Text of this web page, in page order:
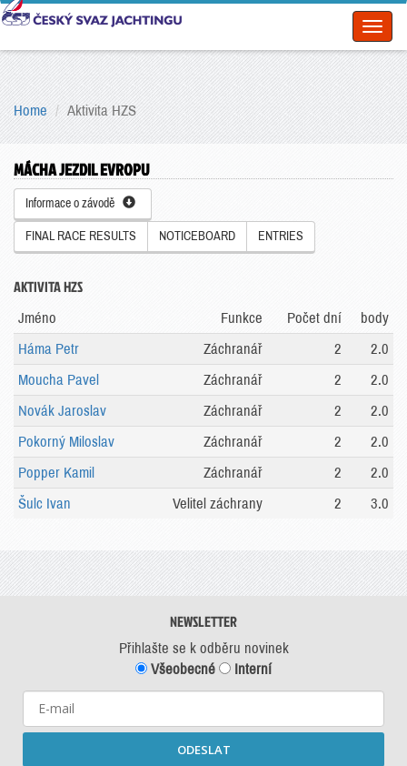
Home Aktivita HZS
MÁCHA JEZDIL EVROPU
Informace o závodě
FINAL RACE RESULTS NOTICEBOARD ENTRIES
AKTIVITA HZS
Jméno Funkce Počet dní
body
Háma Petr
Záchranář 2
2.0
Moucha Pavel
Záchranář 2
2.0
Novák Jaroslav
Záchranář 2
2.0
Pokorný Miloslav
Záchranář 2
2.0
Popper Kamil
Záchranář 2
2.0
Šulc Ivan
Velitel záchrany 2 3.0
NEWSLETTER
Přihlašte se k odběru novinek
Všeobecné
Interní
ODESLAT